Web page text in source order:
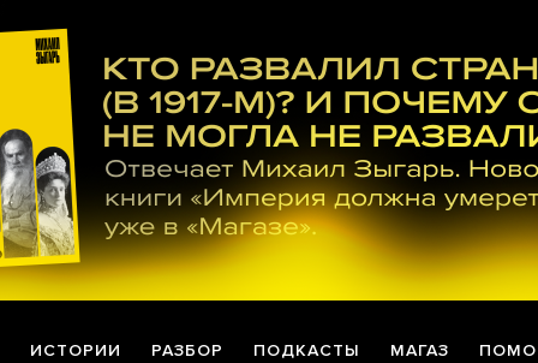
ИСТОРИИ РАЗБОР ПОДКАСТЫ МАГАЗ